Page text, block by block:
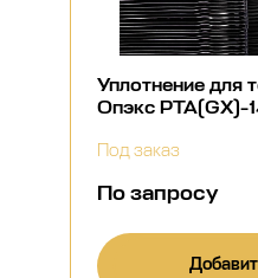
Уплотнение для
Опэкс РТА(GX)-
Под заказ
По запросу